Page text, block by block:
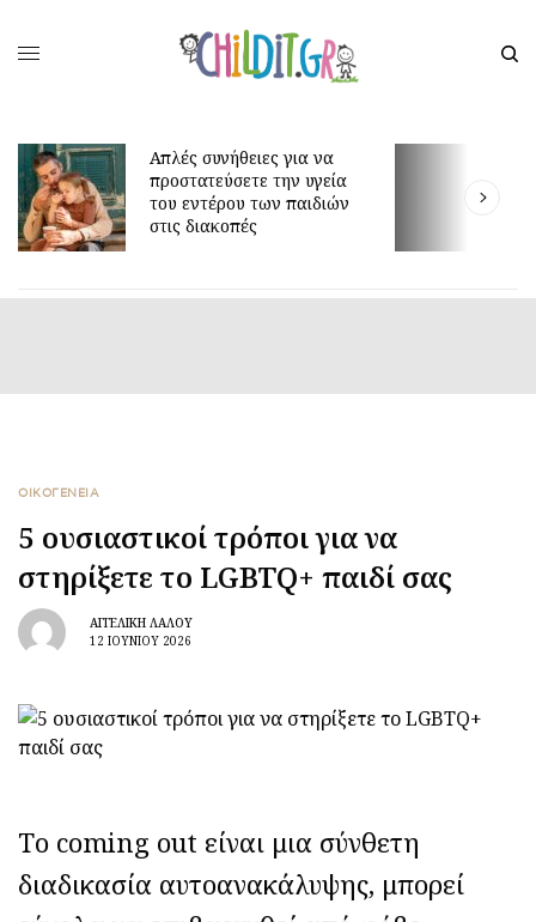
συνήθειες για να
την υγεία
εντέρου των παιδιών
διακοπές
είναι τόσο δύσκολη
ΟΙΚΟΓΕΝΕΙΑ
5 ουσιαστικοί τρόποι για να
στηρίξετε το LGBTQ+ παιδί σας
ΑΓΓΕΛΙΚΉ ΛΆΛΟΥ
12 ΙΟΥΝΊΟΥ 2026
Tο coming out είναι μια σύνθετη
διαδικασία αυτοανακάλυψης, μπορεί